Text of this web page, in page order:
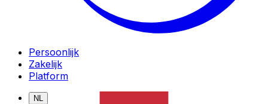
Persoonlijk
Zakelijk
Platform
NL